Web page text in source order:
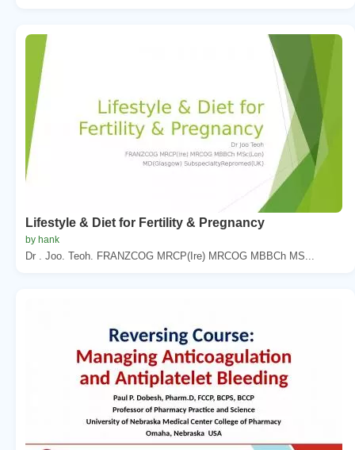
Lifestyle & Diet for Fertility & Pregnancy
by hank
Dr . Joo. Teoh. FRANZCOG MRCP(Ire) MRCOG MBBCh MS...